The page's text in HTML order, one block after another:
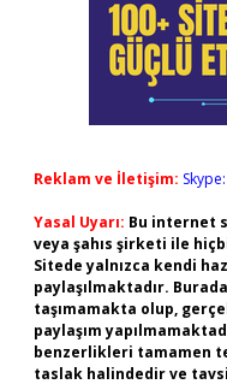
Reklam ve İletişim:
Yasal Uyarı: Bu internet
veya şahıs şirketi ile
Sitede yalnızca kendi
paylaşılmaktadır.
taşımamakta olup,
paylaşım
benzerlikleri tamamen
taslak halindedir ve